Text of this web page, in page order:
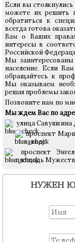
Если вы
можете их решить
обратиться к
всегда готова
Вам о Ваших
интересы в
Российской
Мы
население. Если
обращайтесь к
Мы оказываем
решая проблемы
Позвоните нам по
Мы ждем Вас по
улица Савушкина
проспект
завод)
проспект
площадь
НУЖЕН